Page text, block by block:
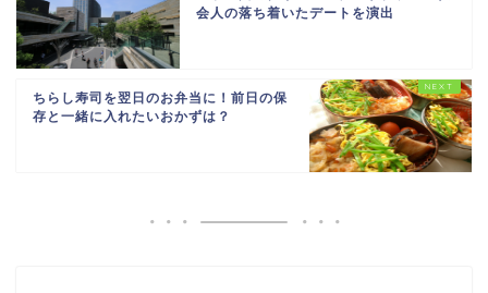
会人の落ち着いたデートを演出
ちらし寿司を翌日のお弁当に！前日の保
存と一緒に入れたいおかずは？